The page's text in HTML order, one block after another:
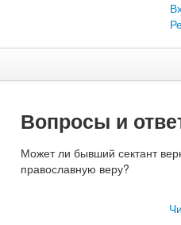
Вопросы и
Может ли бывший сектант
православную веру?